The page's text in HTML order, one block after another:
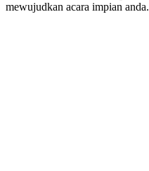
mewujudkan acara impian anda.